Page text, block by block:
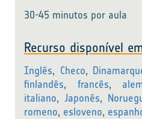
30-45 minutos por aula
Recurso disponível
Inglês, Checo,
finlandês, francês,
italiano, Japonês,
romeno, esloveno,